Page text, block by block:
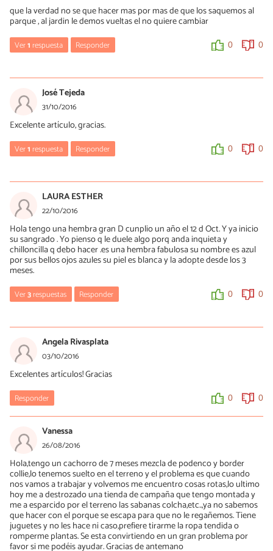
que la verdad no se que hacer mas por mas de que los saquemos al
parque , al jardin le demos vueltas el no quiere cambiar
Ver1respuesta Responder 0 0
04/04/2017
Hola Leidy, es muy normal que un cachorro de 7 meses lleve a
cabo este comportamiento, necesita experimentar. Deberías
hacerte con varios juguetes y premiarle siempre que los utilice
contrario, cuando muerda algo que no te agrada, redirige su
atención hacia otra cosa que sea más interesante para él.
pero que es totalmente normal, son las cosas que hacen los
cachorros.
Puedes hacerte con un parque para cachorros para dejarle antes
de irte (dependiendo de su tamaño) o bien dejarlo con alguien.
Intenta estimularle, no solo con paseos, sino también con
juguetes de inteligencia, obediencia, juegos de olfato... Todo ello
enriquecerá su día a día y le cansará, por lo que tenderá a
mordisquear menos cosas.
0 0
José Tejeda
31/10/2016
Excelente artículo, gracias.
Ver1respuesta Responder 0 0
31/10/2016
Gracias a ti José, esperamos que te pueda ayudar. ¡Saludos!
0 0
LAURA ESTHER
22/10/2016
Hola tengo una hembra gran D cunplio un año el 12 d Oct. Y ya inicio
su sangrado . Yo pienso q le duele algo porq anda inquieta y
chilloncilla q debo hacer .es una hembra fabulosa su nombre es azul
por sus bellos ojos azules su piel es blanca y la adopte desde los 3
meses.
Ver3respuestas Responder 0 0
24/10/2016
Hola Laura, este proceso es incómodo para los propietarios y
para el propio animal. ¿Has valorado la esterilización?
LAURA ESTHER
25/10/2016
Si precisamente el 26 la iba a llevar a esterilizar y me gano el celo.
0
Mercè Garcia
25/10/2016
Entonces probablemente mejorará mucho su estado de salud
Angela Rivasplata
03/10/2016
Excelentes artículos! Gracias
Responder 0 0
Vanessa
26/08/2016
Hola,tengo un cachorro de 7 meses mezcla de podenco y border
collie,lo tenemos suelto en el terreno y el problema es que cuando
nos vamos a trabajar y volvemos me encuentro cosas rotas,lo ultimo
hoy me a destrozado una tienda de campaña que tengo montada y
me a esparcido por el terreno las sabanas colcha,etc..,ya no sabemos
que hacer con el porque se escapa para que no le regañemos. Tiene
juguetes y no les hace ni caso,prefiere tirarme la ropa tendida o
romperme plantas. Se esta convirtiendo en un gran problema por
favor si me podéis ayudar. Gracias de antemano